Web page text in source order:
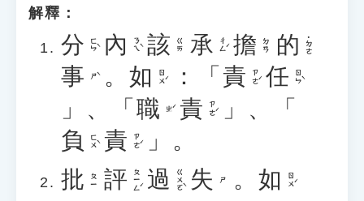
解釋：
分 ㄈㄣˋ 內 ㄋㄟˋ 該 ㄍㄞ 承 ㄔㄥˊ 擔 ㄉㄢ 的 ˙ㄉㄜ
事 ㄕˋ 。 如 ㄖㄨˊ ：「 責 ㄗㄜˊ 任 ㄖㄣˋ
」、「 職 ㄓˊ 責 ㄗㄜˊ
」、「
負 ㄈㄨˋ 責 ㄗㄜˊ
」。
批 ㄆㄧ 評 ㄆㄧㄥˊ 過 ㄍㄨㄛˋ 失 ㄕ 。 如 ㄖㄨˊ